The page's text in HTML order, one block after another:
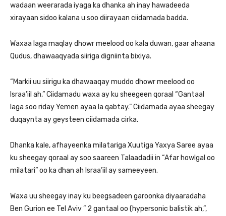
wadaan weerarada iyaga ka dhanka ah inay hawadeeda
xirayaan sidoo kalana u soo diirayaan ciidamada badda.
Waxaa laga maqlay dhowr meelood oo kala duwan, gaar ahaana
Qudus, dhawaaqyada siiriga digniinta bixiya.
“Markii uu siirigu ka dhawaaqay muddo dhowr meelood oo
Israa’iil ah,” Ciidamadu waxa ay ku sheegeen qoraal “Gantaal
laga soo riday Yemen ayaa la qabtay.” Ciidamada ayaa sheegay
duqaynta ay geysteen ciidamada cirka.
Dhanka kale, afhayeenka milatariga Xuutiga Yaxya Saree ayaa
ku sheegay qoraal ay soo saareen Talaadadii in “Afar howlgal oo
milatari” oo ka dhan ah Israa’iil ay sameeyeen.
Waxa uu sheegay inay ku beegsadeen garoonka diyaaradaha
Ben Gurion ee Tel Aviv ” 2 gantaal oo (hypersonic balistik ah,”,